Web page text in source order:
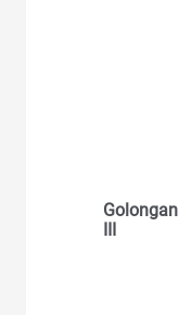
Golongan